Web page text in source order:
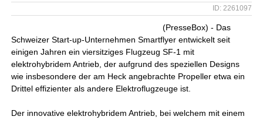
ID: 2261097
(PresseBox) - Das
Schweizer Start-up-Unternehmen Smartflyer entwickelt seit
einigen Jahren ein viersitziges Flugzeug SF-1 mit
elektrohybridem Antrieb, der aufgrund des speziellen Designs
wie insbesondere der am Heck angebrachte Propeller etwa ein
Drittel effizienter als andere Elektroflugzeuge ist.
Der innovative elektrohybridem Antrieb, bei welchem mit einem